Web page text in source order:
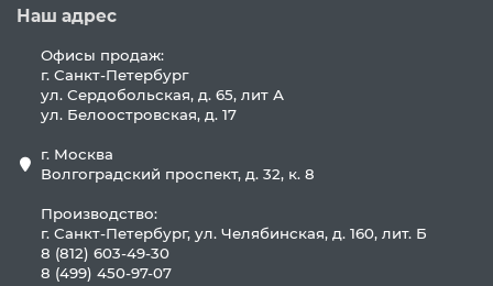
Наш адрес
Офисы продаж:
г. Санкт-Петербург
ул. Сердобольская, д. 65, лит А
ул. Белоостровская, д. 17
г. Москва
Волгоградский проспект, д. 32, к. 8
Производство:
г. Санкт-Петербург, ул. Челябинская, д. 160, лит. Б
8 (812) 603-49-30
8 (499) 450-97-07